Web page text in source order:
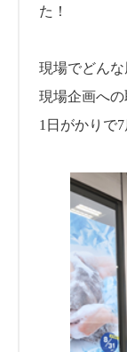
た！
現場でどん
現場企画へ
1日がかりで